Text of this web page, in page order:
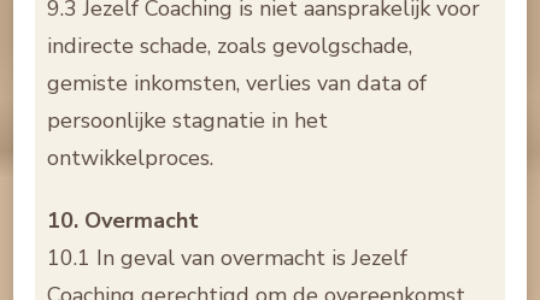
9.3 Jezelf Coaching is niet aansprakelijk voor
indirecte schade, zoals gevolgschade,
gemiste inkomsten, verlies van data of
persoonlijke stagnatie in het
ontwikkelproces.
10. Overmacht
10.1 In geval van overmacht is Jezelf